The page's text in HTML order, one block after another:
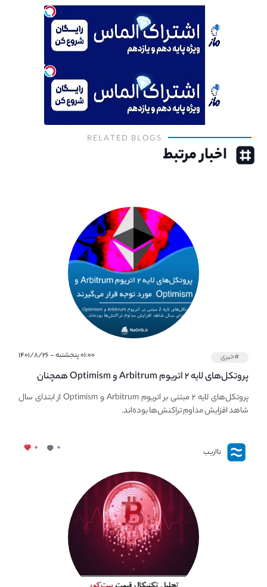
RELATED BLOGS
اخبار مرتبط
#خبری ۰۱:۰۰ پنجشنبه - ۱۴۰۱/۸/۲۶
پروتکل‌های لایه ۲ اتریوم Arbitrum و Optimism همچنان
مورد توجه قرار می‌گیرند.
پروتکل‌های لایه ۲ مبتنی بر اتریوم Arbitrum و Optimism از ابتدای سال
شاهد افزایش مداوم تراکنش‌ها بوده‌اند.
نااریب ۰ ۰